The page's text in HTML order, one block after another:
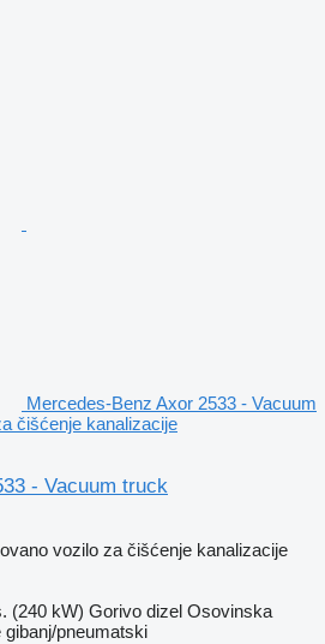
Mercedes-Benz Axor 2533 - Vacuum
čišćenje kanalizacije
- Vacuum truck
vozilo za čišćenje kanalizacije
(240 kW) Gorivo dizel Osovinska
gibanj/pneumatski